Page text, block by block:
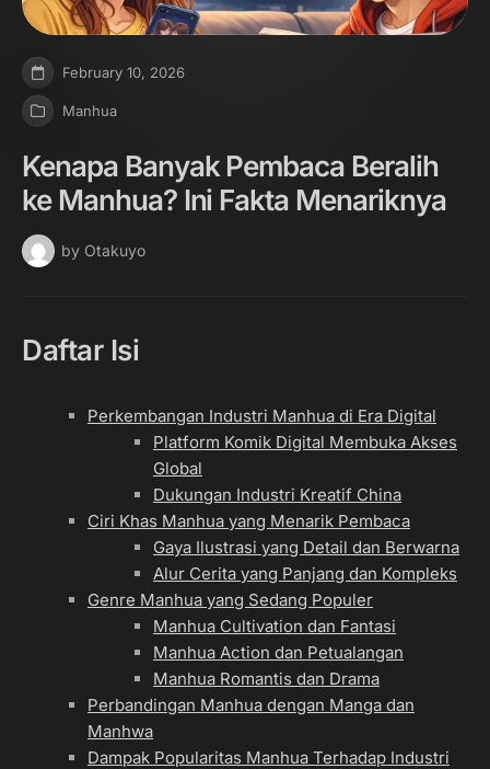
February 10, 2026
Manhua
Kenapa Banyak Pembaca Beralih
ke Manhua? Ini Fakta Menariknya
by Otakuyo
Daftar Isi
Perkembangan Industri Manhua di Era Digital
Platform Komik Digital Membuka Akses
Global
Dukungan Industri Kreatif China
Ciri Khas Manhua yang Menarik Pembaca
Gaya Ilustrasi yang Detail dan Berwarna
Alur Cerita yang Panjang dan Kompleks
Genre Manhua yang Sedang Populer
Manhua Cultivation dan Fantasi
Manhua Action dan Petualangan
Manhua Romantis dan Drama
Perbandingan Manhua dengan Manga dan
Manhwa
Dampak Popularitas Manhua Terhadap Industri